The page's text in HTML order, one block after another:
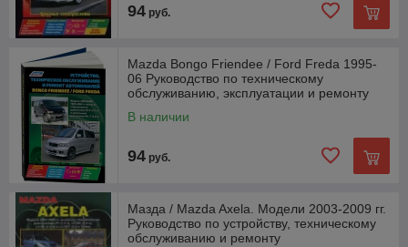
94 руб.
Mazda Bongo Friendee / Ford Freda 1995-
06 Руководство по техническому
обслуживанию, эксплуатации и ремонту
В наличии
94 руб.
Мазда / Mazda Axela. Модели 2003-2009 гг.
Руководство по устройству, техническому
обслуживанию и ремонту